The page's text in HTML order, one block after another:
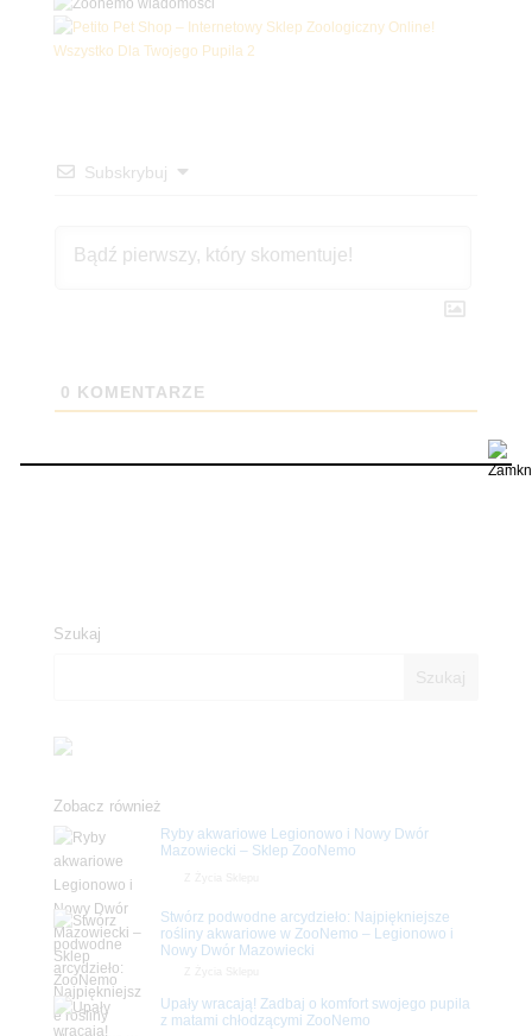
Subskrybuj
0 KOMENTARZE
Szukaj
Zobacz również
Ryby akwariowe Legionowo i Nowy Dwór
Mazowiecki – Sklep ZooNemo
Stwórz podwodne arcydzieło: Najpiękniejsze
rośliny akwariowe w ZooNemo – Legionowo i
Nowy Dwór Mazowiecki
Upały wracają! Zadbaj o komfort swojego pupila
z matami chłodzącymi ZooNemo